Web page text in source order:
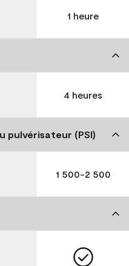
1 heure
4 heures
pulvérisateur (PSI)
1 500-2 500